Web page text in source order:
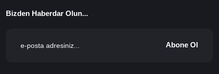
Bizden Haberdar Olun...
Abone Ol